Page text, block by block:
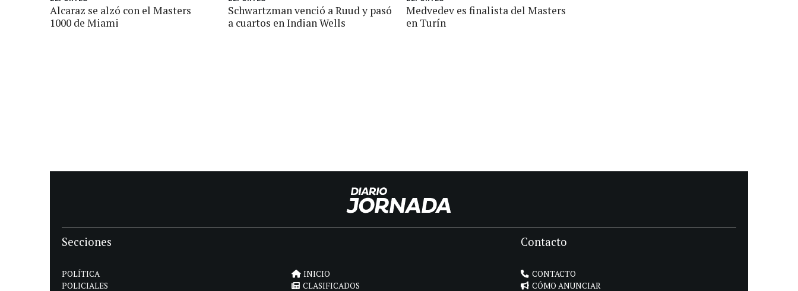
Alcaraz se alzó con el Masters
1000 de Miami
Schwartzman venció a Ruud y pasó
a cuartos en Indian Wells
Medvedev es finalista del Masters
en Turín
Secciones
POLÍTICA
POLICIALES
INICIO
CLASIFICADOS
Contacto
CONTACTO
CÓMO ANUNCIAR